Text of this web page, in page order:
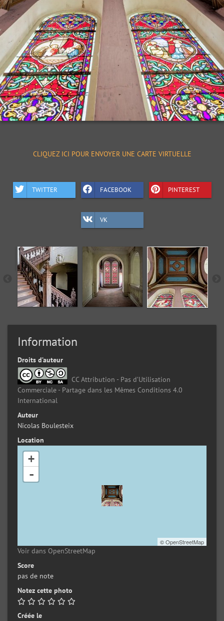
CLIQUEZ ICI POUR ENVOYER UNE CARTE VIRTUELLE
TWITTER FACEBOOK PINTEREST
VK
Information
Droits d’auteur
CC Attribution - Pas d’Utilisation
Commerciale - Partage dans les Mêmes Conditions 4.0
International
Auteur
Nicolas Boulesteix
Location
+
-
©OpenStreetMap
Voir dans OpenStreetMap
Score
pas de note
Notez cette photo
Créée le